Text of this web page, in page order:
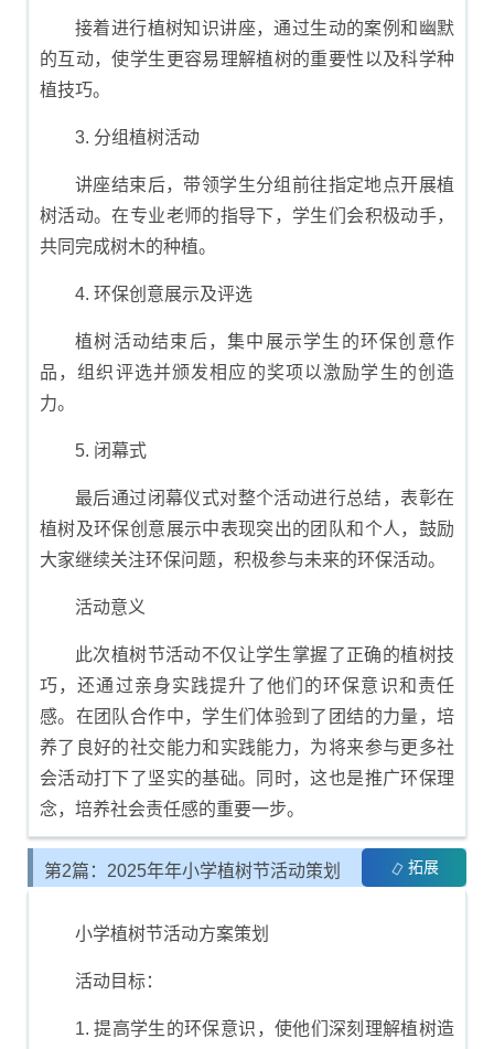
接着进行植树知识讲座，通过生动的案例和幽默
的互动，使学生更容易理解植树的重要性以及科学种
植技巧。
3. 分组植树活动
讲座结束后，带领学生分组前往指定地点开展植
树活动。在专业老师的指导下，学生们会积极动手，
共同完成树木的种植。
4. 环保创意展示及评选
植树活动结束后，集中展示学生的环保创意作
品，组织评选并颁发相应的奖项以激励学生的创造
力。
5. 闭幕式
最后通过闭幕仪式对整个活动进行总结，表彰在
植树及环保创意展示中表现突出的团队和个人，鼓励
大家继续关注环保问题，积极参与未来的环保活动。
活动意义
此次植树节活动不仅让学生掌握了正确的植树技
巧，还通过亲身实践提升了他们的环保意识和责任
感。在团队合作中，学生们体验到了团结的力量，培
养了良好的社交能力和实践能力，为将来参与更多社
会活动打下了坚实的基础。同时，这也是推广环保理
念，培养社会责任感的重要一步。
第2篇：2025年年小学植树节活动策划 拓展
小学植树节活动方案策划
活动目标：
1. 提高学生的环保意识，使他们深刻理解植树造